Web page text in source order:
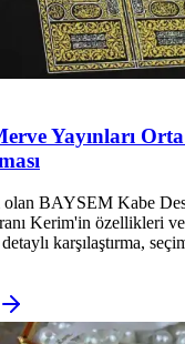
Yayınları
BAYSEM Kabe
Kerim'in özellikleri ve
karşılaştırma,